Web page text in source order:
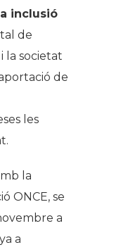
inclusió
de
la societat
de
les
la
ONCE, se
a
a